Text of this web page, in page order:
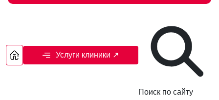
Услуги клиники ↗
Поиск по сайту